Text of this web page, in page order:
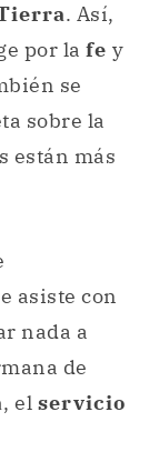
. Así,
por la fe y
se
sobre la
están más
asiste con
nada a
de
, el servicio